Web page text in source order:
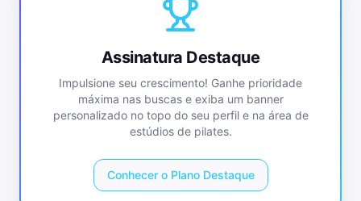
Assinatura Destaque
Impulsione seu crescimento! Ganhe prioridade
máxima nas buscas e exiba um banner
personalizado no topo do seu perfil e na área de
estúdios de pilates.
Conhecer o Plano Destaque